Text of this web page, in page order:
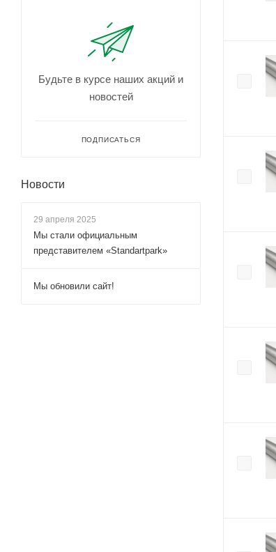
Будьте в курсе наших акций и
новостей
ПОДПИСАТЬСЯ
Новости
29 апреля 2025
Мы стали официальным
представителем «Standartpark»
Мы обновили сайт!